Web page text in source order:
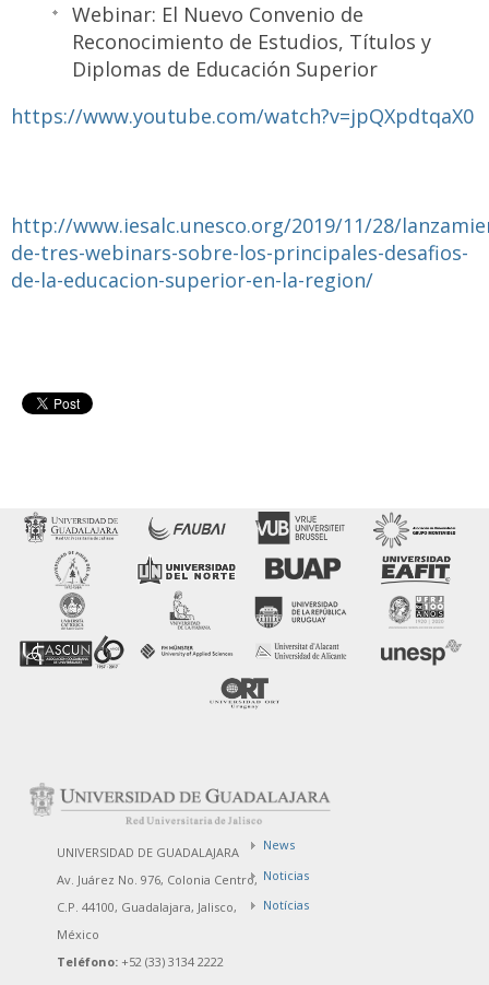
Webinar: El Nuevo Convenio de
Reconocimiento de Estudios, Títulos y
Diplomas de Educación Superior
https://www.youtube.com/watch?v=jpQXpdtqaX0
http://www.iesalc.unesco.org/2019/11/28/
de-tres-webinars-sobre-los-principales-desafios-
de-la-educacion-superior-en-la-region/
UNIVERSIDAD DE GUADALAJARA
Av. Juárez No. 976, Colonia Centro,
C.P. 44100, Guadalajara, Jalisco,
México
Teléfono: +52 (33) 3134 2222
News
Noticias
Notícias